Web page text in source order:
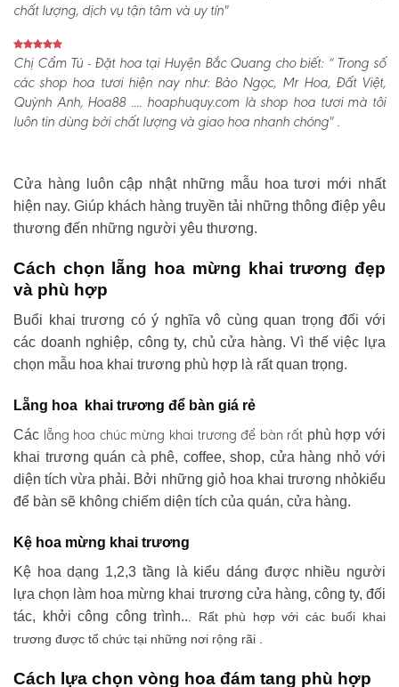
chất lượng, dịch vụ tận tâm và uy tín"
Chị Cẩm Tú - Đặt hoa tại Huyện Bắc Quang cho biết:“ Trong số
các shop hoa tươi hiện nay như: Bảo Ngọc, Mr Hoa, Đất Việt,
Quỳnh Anh, Hoa88 .... hoaphuquy.com là shop hoa tươi mà tôi
luôn tin dùng bởi chất lượng và giao hoa nhanh chóng" .
Cửa hàng luôn cập nhật những mẫu hoa tươi mới nhất
hiện nay. Giúp khách hàng truyền tải những thông điệp yêu
thương đến những người yêu thương.
Cách chọn lẵng hoa mừng khai trương đẹp
và phù hợp
Buổi khai trương có ý nghĩa vô cùng quan trọng đối với
các doanh nghiệp, công ty, chủ cửa hàng. Vì thế việc lựa
chọn mẫu hoa khai trương phù hợp là rất quan trọng.
Lẵng hoa khai trương để bàn giá rẻ
Các lẵng hoa chúc mừng khai trương để bàn rất phù hợp với
khai trương quán cà phê, coffee, shop, cửa hàng nhỏ với
diện tích vừa phải. Bởi những giỏ hoa khai trương nhỏkiểu
để bàn sẽ không chiếm diện tích của quán, cửa hàng.
Kệ hoa mừng khai trương
Kệ hoa dạng 1,2,3 tầng là kiểu dáng được nhiều người
lựa chọn làm hoa mừng khai trương cửa hàng, công ty, đối
tác, khởi công công trình.. . Rất phù hợp với các buổi khai
trương được tổ chức tại những nơi rộng rãi .
Cách lựa chọn vòng hoa đám tang phù hợp